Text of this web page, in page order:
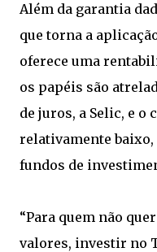
Além da garantia
que torna a
oferece uma
os papéis são
de juros, a Selic, e o
relativamente
fundos de
“Para quem não
valores, investir no